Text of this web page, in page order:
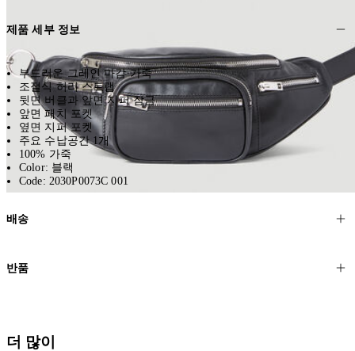
제품 세부 정보
부드러운 그레인 마감 가죽
조절식 허리 스트랩
뒷면 버클과 앞면 지퍼 잠금
앞면 패치 포켓
옆면 지퍼 포켓
주요 수납공간 1개
100% 가죽
Color: 블랙
Code: 2030P0073C 001
배송
고객님의 위치에 따라 일반 배송과 익스프레스 배송을 제공합니다.
실 수 있습니다.
반품
배송일로부터 영업일 기준 30일 이내에 접수된 반품에 대해서는 기꺼
더 많이